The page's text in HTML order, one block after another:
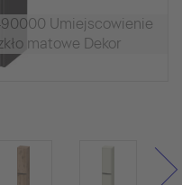
Umiejscowienie
matowe Dekor